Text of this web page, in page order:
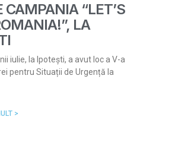
CAMPANIA “LET’S
LA
iulie, la Ipotești, a avut loc a V-a
pentru Situații de Urgență la
>